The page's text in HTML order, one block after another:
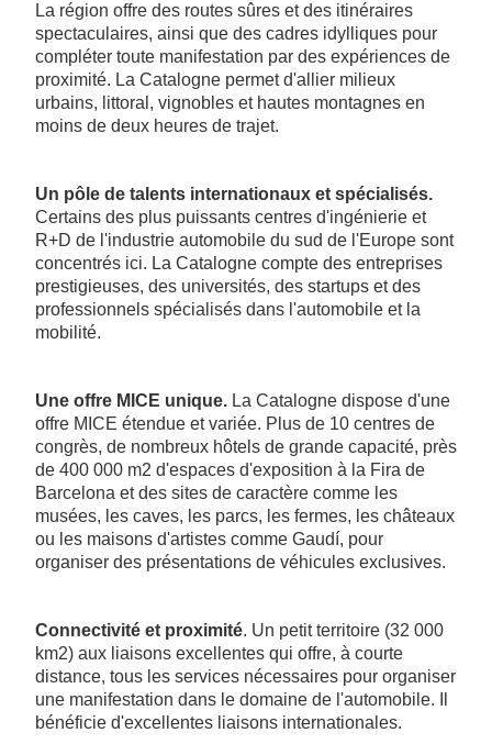
La région offre des routes sûres et des itinéraires
spectaculaires, ainsi que des cadres idylliques pour
compléter toute manifestation par des expériences de
proximité. La Catalogne permet d'allier milieux
urbains, littoral, vignobles et hautes montagnes en
moins de deux heures de trajet.
Un pôle de talents internationaux et spécialisés.
Certains des plus puissants centres d'ingénierie et
R+D de l'industrie automobile du sud de l'Europe sont
concentrés ici. La Catalogne compte des entreprises
prestigieuses, des universités, des startups et des
professionnels spécialisés dans l'automobile et la
mobilité.
Une offre MICE unique. La Catalogne dispose d'une
offre MICE étendue et variée. Plus de 10 centres de
congrès, de nombreux hôtels de grande capacité, près
de 400 000 m2 d'espaces d'exposition à la Fira de
Barcelona et des sites de caractère comme les
musées, les caves, les parcs, les fermes, les châteaux
ou les maisons d'artistes comme Gaudí, pour
organiser des présentations de véhicules exclusives.
Connectivité et proximité. Un petit territoire (32 000
km2) aux liaisons excellentes qui offre, à courte
distance, tous les services nécessaires pour organiser
une manifestation dans le domaine de l'automobile. Il
bénéficie d'excellentes liaisons internationales.